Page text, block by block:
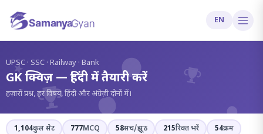
EN
?
UPSC · SSC · Railway · Bank
GK क्विज़ — हिंदी में तैयारी करें
हज़ारों प्रश्न, हर विषय, हिंदी और अंग्रेज़ी दोनों में।
1,104कुल सेट 777MCQ 58सच/झूठ 215रिक्त भरें 54क्रम